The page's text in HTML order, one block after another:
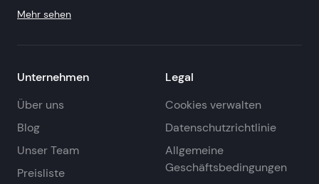
Mehr sehen
Unternehmen
Über uns
Blog
Unser Team
Preisliste
Legal
Cookies verwalten
Datenschutzrichtlinie
Allgemeine
Geschäftsbedingungen